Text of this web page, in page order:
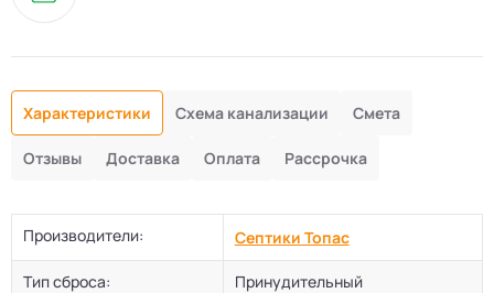
Характеристики Схема канализации Смета
Отзывы Доставка Оплата Рассрочка
Производители: Септики Топас
Тип сброса:
Принудительный